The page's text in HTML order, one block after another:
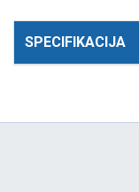
SPECIFIKACIJA